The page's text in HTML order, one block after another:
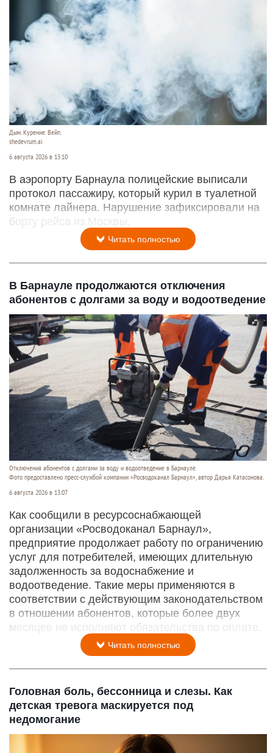
Дым. Курение. Вейп.
shedevrum.ai
6 августа 2026 в 13:10
В аэропорту Барнаула полицейские выписали
протокол пассажиру, который курил в туалетной
комнате лайнера. Нарушение зафиксировали на
борту рейса из Москвы.
Читать полностью
В Барнауле продолжаются отключения
абонентов с долгами за воду и водоотведение
Отключения абонентов с долгами за воду и водоотведение в Барнауле.
Фото предоставлено пресс-службой компании «Росводоканал Барнаул», автор Дарья Катасонова.
6 августа 2026 в 13:07
Как сообщили в ресурсоснабжающей
организации «Росводоканал Барнаул»,
предприятие продолжает работу по ограничению
услуг для потребителей, имеющих длительную
задолженность за водоснабжение и
водоотведение. Такие меры применяются в
соответствии с действующим законодательством
в отношении абонентов, которые более двух
месяцев не исполняют обязательства по оплате.
Читать полностью
Головная боль, бессонница и слезы. Как
детская тревога маскируется под
недомогание